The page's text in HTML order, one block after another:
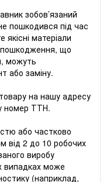
зобов’язаний
пошкодився під час
матеріали
пошкодження, що
можуть
або заміну.
на нашу адресу
номер ТТН.
або частково
від 2 до 10 робочих
виробу
випадках може
(наприклад,